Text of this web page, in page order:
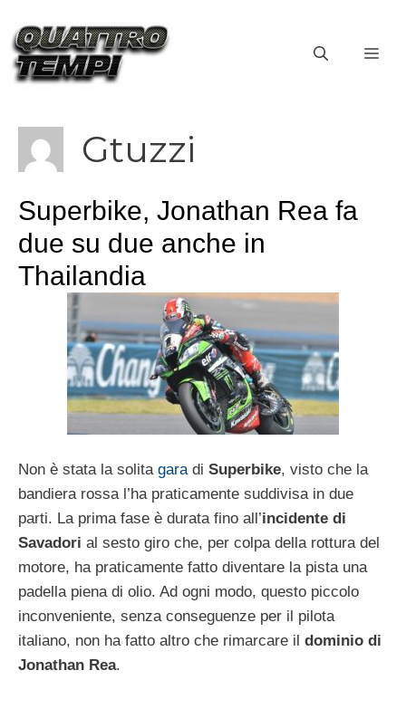
contenuto
Gtuzzi
Superbike, Jonathan Rea fa
due su due anche in
Thailandia
Non è stata la solita garadi Superbike, visto che la
bandiera rossa l’ha praticamente suddivisa in due
parti. La prima fase è durata fino all’incidente di
Savadori al sesto giro che, per colpa della rottura del
motore, ha praticamente fatto diventare la pista una
padella piena di olio. Ad ogni modo, questo piccolo
inconveniente, senza conseguenze per il pilota
italiano, non ha fatto altro che rimarcare il dominio di
Jonathan Rea.